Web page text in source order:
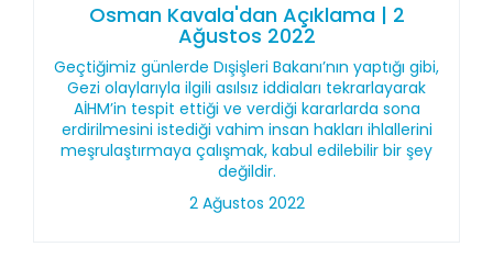
Osman Kavala'dan Açıklama | 2
Ağustos 2022
Geçtiğimiz günlerde Dışişleri Bakanı’nın yaptığı gibi,
Gezi olaylarıyla ilgili asılsız iddiaları tekrarlayarak
AİHM’in tespit ettiği ve verdiği kararlarda sona
erdirilmesini istediği vahim insan hakları ihlallerini
meşrulaştırmaya çalışmak, kabul edilebilir bir şey
değildir.
2 Ağustos 2022